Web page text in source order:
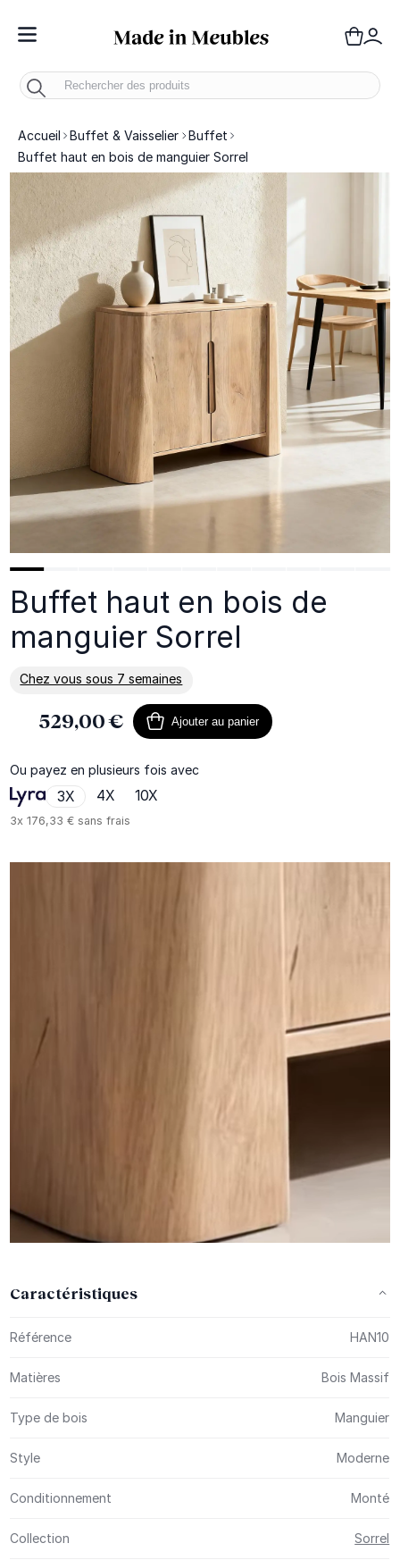
Toggle Nav
Accueil Buffet & Vaisselier
Buffet
Buffet haut en bois de manguier Sorrel
Buffet haut en bois de
manguier Sorrel
Chez vous sous 7 semaines
En savoir plus sur la livraison
529,00 € Ajouter au panier
Ou payez en plusieurs fois avec
3X 4X 10X
3x176,33 € sans frais
Caractéristiques
Référence HAN10
Matières Bois Massif
Type de bois Manguier
Style Moderne
Conditionnement Monté
Collection Sorrel